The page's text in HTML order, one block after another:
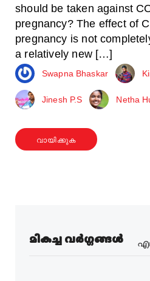
should be taken against
pregnancy? The effect of
pregnancy is not
a relatively new […]
Swapna Bhaskar
Jinesh P.S Netha
വായിക്കുക
മികച്ച വർഗ്ഗങ്ങൾ